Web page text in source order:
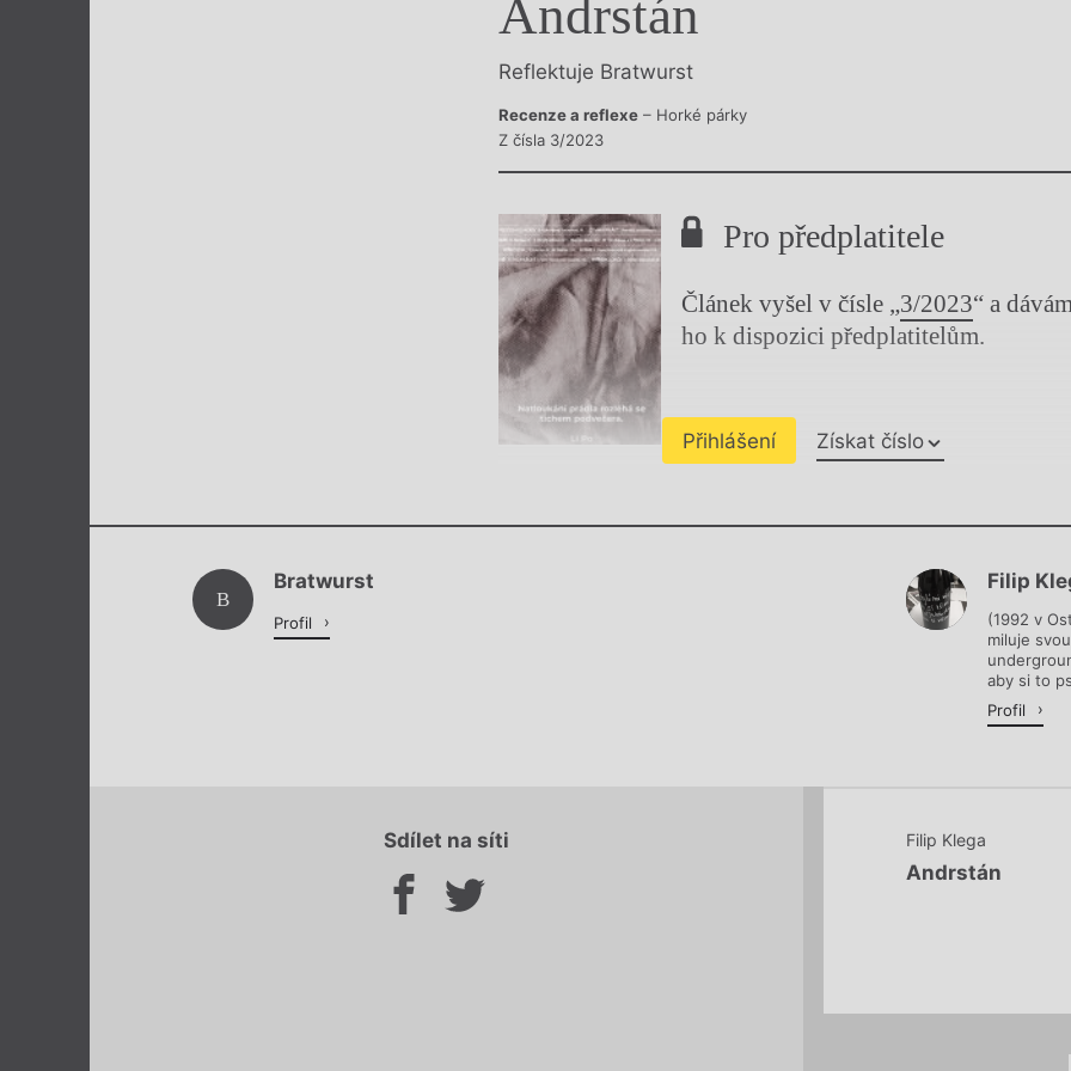
Výroční cenyAndrstán
Reflektuje Bratwurst
Recenze a reflexe – Horké párky
Z čísla 3/2023
Pro předplatitele
Článek vyšel v čísle „3/2023“ a
ho k dispozici předplatitelům.
Přihlášení Získat číslo
Chviličku.
B
Bratwurst
Profil
Filip
(1992 v
miluje
aby si to
Profil
Sdílet na síti Filip Klega
Andrstán